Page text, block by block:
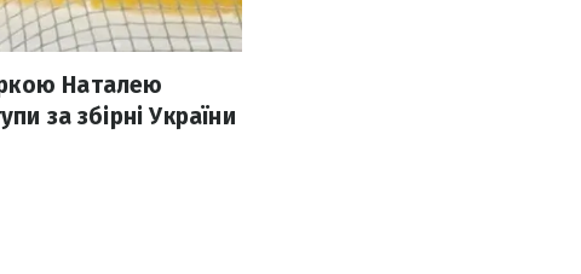
Наталею
за збірні України